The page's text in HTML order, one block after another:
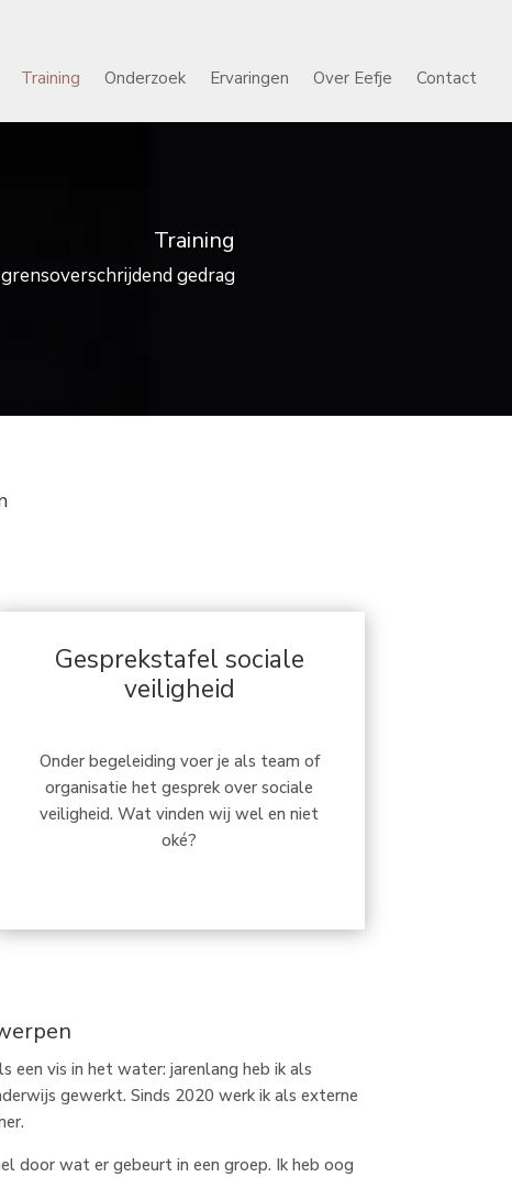
Training Onderzoek Ervaringen Over Eefje Contact
Training
gedrag
Gesprekstafel sociale
veiligheid
Onder begeleiding voer je als team of
organisatie het gesprek over sociale
veiligheid. Wat vinden wij wel en niet
oké?
een vis in het water: jarenlang heb ik als
gewerkt. Sinds 2020 werk ik als externe
door wat er gebeurt in een groep. Ik heb oog